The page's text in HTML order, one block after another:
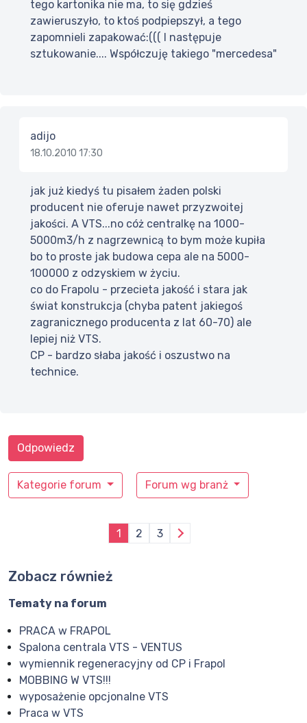
tego kartonika nie ma, to się gdzieś
zawieruszyło, to ktoś podpiepszył, a tego
zapomnieli zapakować:((( I następuje
sztukowanie.... Współczuję takiego "mercedesa"
adijo
18.10.2010 17:30
jak już kiedyś tu pisałem żaden polski
producent nie oferuje nawet przyzwoitej
jakości. A VTS...no cóż centralkę na 1000-
5000m3/h z nagrzewnicą to bym może kupiła
bo to proste jak budowa cepa ale na 5000-
100000 z odzyskiem w życiu.
co do Frapolu - przecieta jakość i stara jak
świat konstrukcja (chyba patent jakiegoś
zagranicznego producenta z lat 60-70) ale
lepiej niż VTS.
CP - bardzo słaba jakość i oszustwo na
technice.
Kategorie forum Forum wg branż
Odpowiedz
1 2 3
Zobacz również
Tematy na forum
PRACA w FRAPOL
Spalona centrala VTS - VENTUS
wymiennik regeneracyjny od CP i Frapol
MOBBING W VTS!!!
wyposażenie opcjonalne VTS
Praca w VTS